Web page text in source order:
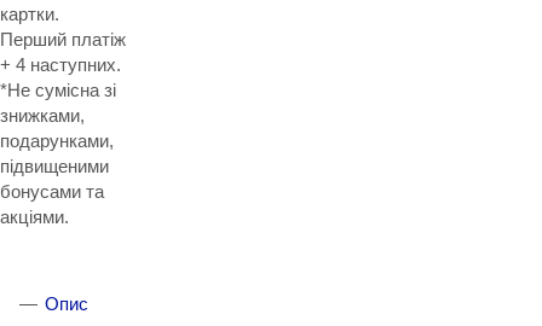
картки.
Перший платіж
+ 4 наступних.
*Не сумісна зі
знижками,
подарунками,
підвищеними
бонусами та
акціями.
Опис